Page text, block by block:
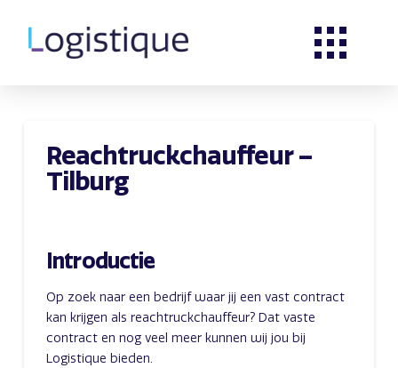
Reachtruckchauffeur –
Tilburg
Introductie
Op zoek naar een bedrijf waar jij een vast contract
kan krijgen als reachtruckchauffeur? Dat vaste
contract en nog veel meer kunnen wij jou bij
Logistique bieden.